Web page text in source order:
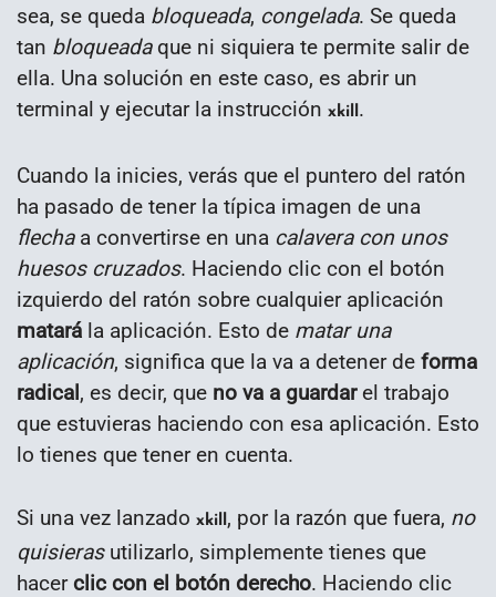
sea, se queda bloqueada, congelada. Se queda
tan bloqueadaque ni siquiera te permite salir de
ella. Una solución en este caso, es abrir un
terminal y ejecutar la instrucción xkill .
Cuando la inicies, verás que el puntero del ratón
ha pasado de tener la típica imagen de una
flechaa convertirse en una calavera con unos
huesos cruzados. Haciendo clic con el botón
izquierdo del ratón sobre cualquier aplicación
matará la aplicación. Esto de matar una
aplicación, significa que la va a detener de forma
radical, es decir, que no va a guardarel trabajo
que estuvieras haciendo con esa aplicación. Esto
lo tienes que tener en cuenta.
Si una vez lanzado xkill , por la razón que fuera, no
quisierasutilizarlo, simplemente tienes que
hacerclic con el botón derecho. Haciendo clic